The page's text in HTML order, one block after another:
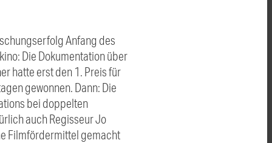
Anfang des
Die Dokumentation über
hatte erst den 1. Preis für
gewonnen. Dann: Die
bei doppelten
auch Regisseur Jo
Filmfördermittel gemacht